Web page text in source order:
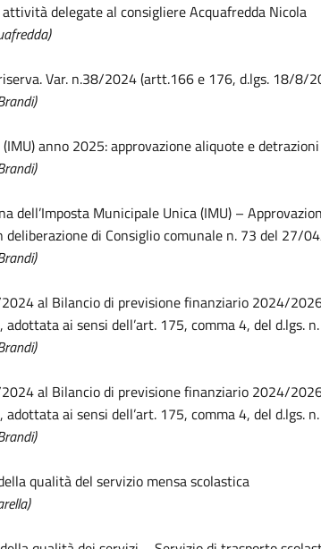
delegate al consigliere Acquafredda Nicola
Var. n.38/2024 (artt.166 e 176, d.lgs. 18/8/
anno 2025: approvazione aliquote e detrazioni
dell’Imposta Municipale Unica (IMU) –
deliberazione di Consiglio comunale n. 73 del 27/
2024 al Bilancio di previsione finanziario 2024/
ai sensi dell’art. 175, comma 4, del d.lgs.
2024 al Bilancio di previsione finanziario 2024/
ai sensi dell’art. 175, comma 4, del d.lgs.
qualità del servizio mensa scolastica